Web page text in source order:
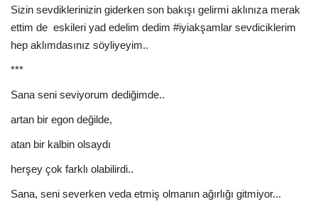
Sizin sevdiklerinizin giderken son bakışı gelirmi aklınıza merak
ettim de eskileri yad edelim dedim #iyiakşamlar sevdiciklerim
hep aklımdasınız söyliyeyim..
***
Sana seni seviyorum dediğimde..
artan bir egon değilde,
atan bir kalbin olsaydı
herşey çok farklı olabilirdi..
Sana, seni severken veda etmiş olmanın ağırlığı gitmiyor...